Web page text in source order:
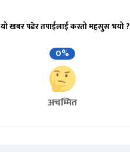
यो खबर पढेर तपाईलाई कस्तो महसुस भयो ?
0%
अचम्मित